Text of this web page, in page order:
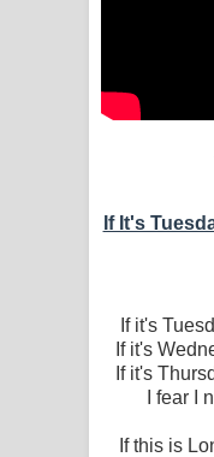
If It's
If it's
If it's
If it's
I fear I
If this is